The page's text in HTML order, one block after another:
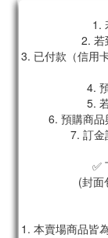
1.
2. 若
3. 已付款（信用
4.
5.
6. 預購商品
7. 訂金
✅
(封面
1. 本賣場商品皆